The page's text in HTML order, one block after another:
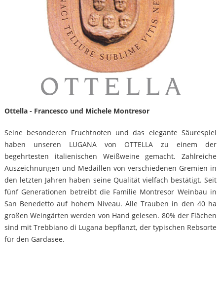
Ottella - Francesco und Michele Montresor
Seine besonderen Fruchtnoten und das elegante Säurespiel
haben unseren LUGANA von OTTELLA zu einem der
begehrtesten italienischen Weißweine gemacht. Zahlreiche
Auszeichnungen und Medaillen von verschiedenen Gremien in
den letzten Jahren haben seine Qualität vielfach bestätigt. Seit
fünf Generationen betreibt die Familie Montresor Weinbau in
San Benedetto auf hohem Niveau. Alle Trauben in den 40 ha
großen Weingärten werden von Hand gelesen. 80% der Flächen
sind mit Trebbiano di Lugana bepflanzt, der typischen Rebsorte
für den Gardasee.